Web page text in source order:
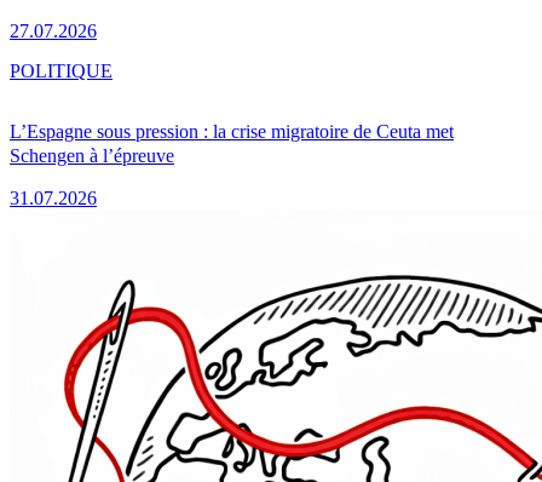
27.07.2026
L’Espagne sous pression : la crise migratoire de Ceuta met
Schengen à l’épreuve
31.07.2026
POLITIQUE